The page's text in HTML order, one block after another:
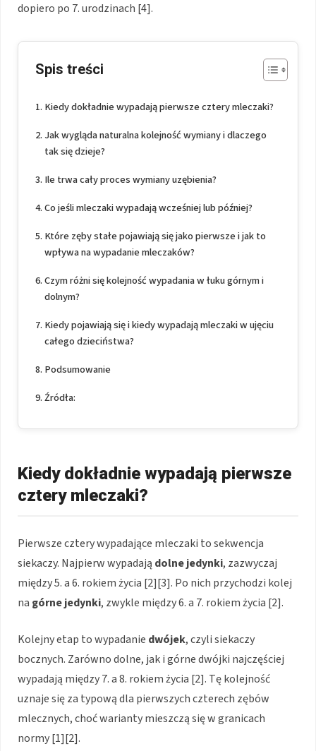
dopiero po 7. urodzinach [4].
Spis treści
Kiedy dokładnie wypadają pierwsze cztery mleczaki?
Jak wygląda naturalna kolejność wymiany i dlaczego
tak się dzieje?
Ile trwa cały proces wymiany uzębienia?
Co jeśli mleczaki wypadają wcześniej lub później?
Które zęby stałe pojawiają się jako pierwsze i jak to
wpływa na wypadanie mleczaków?
Czym różni się kolejność wypadania w łuku górnym i
dolnym?
Kiedy pojawiają się i kiedy wypadają mleczaki w ujęciu
całego dzieciństwa?
Podsumowanie
Źródła:
Kiedy dokładnie wypadają pierwsze
cztery mleczaki?
Pierwsze cztery wypadające mleczaki to sekwencja
siekaczy. Najpierw wypadają dolne jedynki, zazwyczaj
między 5. a 6. rokiem życia [2][3]. Po nich przychodzi kolej
na górne jedynki, zwykle między 6. a 7. rokiem życia [2].
Kolejny etap to wypadanie dwójek, czyli siekaczy
bocznych. Zarówno dolne, jak i górne dwójki najczęściej
wypadają między 7. a 8. rokiem życia [2]. Tę kolejność
uznaje się za typową dla pierwszych czterech zębów
mlecznych, choć warianty mieszczą się w granicach
normy [1][2].